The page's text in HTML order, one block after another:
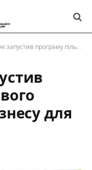
пільгового фінансування бізнесу для ветеранів
для